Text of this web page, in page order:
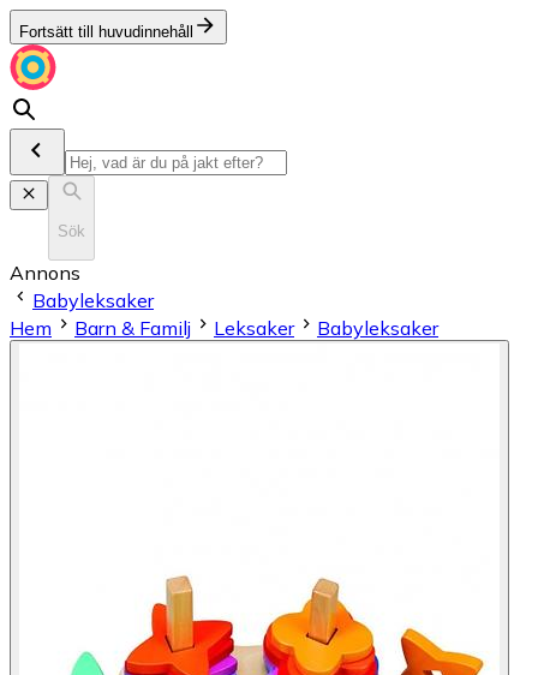
Fortsätt till huvudinnehåll
Sök
Annons
Babyleksaker
Hem
Barn & Familj Leksaker Babyleksaker